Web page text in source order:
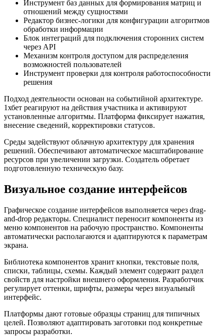
Инструмент баз данных для формирования матриц и
отношений между сущностями
Редактор бизнес-логики для конфигурации алгоритмов
обработки информации
Блок интеграций для подключения сторонних систем
через API
Механизм контроля доступом для распределения
возможностей пользователей
Инструмент проверки для контроля работоспособности
решения
Подход деятельности основан на событийной архитектуре.
1хбет реагируют на действия участника и активируют
установленные алгоритмы. Платформа фиксирует нажатия,
внесение сведений, корректировки статусов.
Среды задействуют облачную архитектуру для хранения
решений. Обеспечивают автоматическое масштабирование
ресурсов при увеличении загрузки. Создатель обретает
подготовленную техническую базу.
Визуальное создание интерфейсов
Графическое создание интерфейсов выполняется через drag-
and-drop редакторы. Специалист переносит компоненты из
меню компонентов на рабочую пространство. Компоненты
автоматически располагаются и адаптируются к параметрам
экрана.
Библиотека компонентов хранит кнопки, текстовые поля,
списки, таблицы, схемы. Каждый элемент содержит раздел
свойств для настройки внешнего оформления. Разработчик
регулирует оттенки, шрифты, размеры через визуальный
интерфейс.
Платформы дают готовые образцы страниц для типичных
целей. Позволяют адаптировать заготовки под конкретные
запросы разработки.